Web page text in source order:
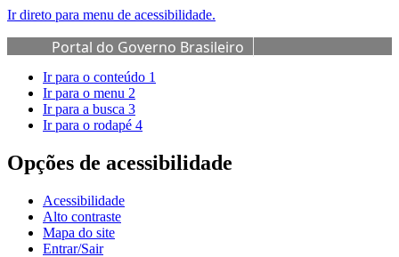
Ir direto para menu de acessibilidade.
Portal do Governo Brasileiro
Ir para o conteúdo 1
Ir para o menu 2
Ir para a busca 3
Ir para o rodapé 4
Opções de acessibilidade
Acessibilidade
Alto contraste
Mapa do site
Entrar/Sair